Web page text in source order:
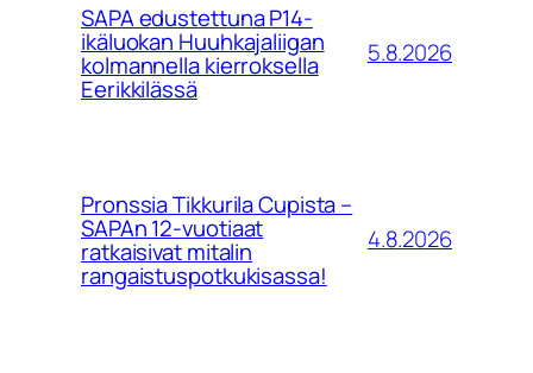
SAPA edustettuna P14-
ikäluokan Huuhkajaliigan
kolmannella kierroksella
Eerikkilässä
5.8.2026
Pronssia Tikkurila Cupista –
SAPAn 12-vuotiaat
ratkaisivat mitalin
rangaistuspotkukisassa!
4.8.2026